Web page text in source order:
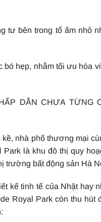
tư bên trong tổ ấm nhỏ
bó hẹp, nhằm tối ưu hóa
DẪN CHƯA TỪNG
nhà phố thương mại
là khu đô thị quy
trường bất động sản Hà
kế tinh tế của Nhật hay
Royal Park còn thu hút